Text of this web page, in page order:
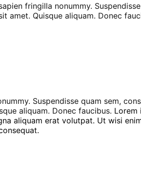
fringilla nonummy.
amet. Quisque aliquam. Donec
Suspendisse quam sem,
aliquam. Donec faucibus. Lorem
aliquam erat volutpat. Ut wisi